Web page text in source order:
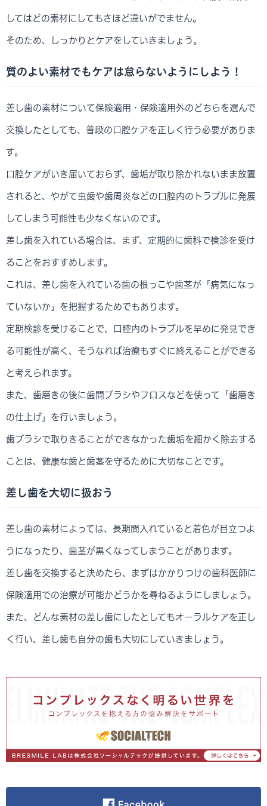
してはどの素材にしてもさほど違いがでません。
そのため、しっかりとケアをしていきましょう。
質のよい素材でもケアは怠らないようにしよう！
差し歯の素材について保険適用・保険適用外のどちらを選んで
交換したとしても、普段の口腔ケアを正しく行う必要がありま
す。
口腔ケアがいき届いておらず、歯垢が取り除かれないまま放置
されると、やがて虫歯や歯周炎などの口腔内のトラブルに発展
してしまう可能性も少なくないのです。
差し歯を入れている場合は、まず、定期的に歯科で検診を受け
ることをおすすめします。
これは、差し歯を入れている歯の根っこや歯茎が「病気になっ
ていないか」を把握するためでもあります。
定期検診を受けることで、口腔内のトラブルを早めに発見でき
る可能性が高く、そうなれば治療もすぐに終えることができる
と考えられます。
また、歯磨きの後に歯間ブラシやフロスなどを使って「歯磨き
の仕上げ」を行いましょう。
歯ブラシで取りきることができなかった歯垢を細かく除去する
ことは、健康な歯と歯茎を守るために大切なことです。
差し歯を大切に扱おう
差し歯の素材によっては、長期間入れていると着色が目立つよ
うになったり、歯茎が黒くなってしまうことがあります。
差し歯を交換すると決めたら、まずはかかりつけの歯科医師に
保険適用での治療が可能かどうかを尋ねるようにしましょう。
また、どんな素材の差し歯にしたとしてもオーラルケアを正し
く行い、差し歯も自分の歯も大切にしていきましょう。